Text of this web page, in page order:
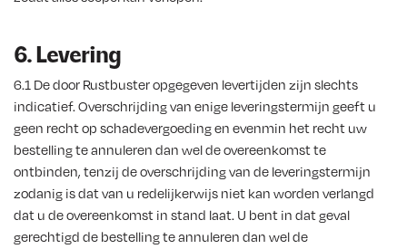
6. Levering
6.1 De door Rustbuster opgegeven levertijden zijn slechts
indicatief. Overschrijding van enige leveringstermijn geeft u
geen recht op schadevergoeding en evenmin het recht uw
bestelling te annuleren dan wel de overeenkomst te
ontbinden, tenzij de overschrijding van de leveringstermijn
zodanig is dat van u redelijkerwijs niet kan worden verlangd
dat u de overeenkomst in stand laat. U bent in dat geval
gerechtigd de bestelling te annuleren dan wel de